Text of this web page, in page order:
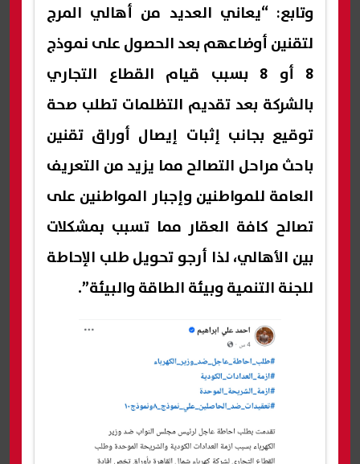
وتابع: “يعاني العديد من أهالي المرج
لتقنين أوضاعهم بعد الحصول على نموذج
8 أو 8 بسبب قيام القطاع التجاري
بالشركة بعد تقديم التظلمات تطلب صحة
توقيع بجانب إثبات إيصال أوراق تقنين
باحث مراحل التصالح مما يزيد من التعريف
العامة للمواطنين وإجبار المواطنين على
تصالح كافة العقار مما تسبب بمشكلات
بين الأهالي، لذا أرجو تحويل طلب الإحاطة
للجنة التنمية وبيئة الطاقة والبيئة”.